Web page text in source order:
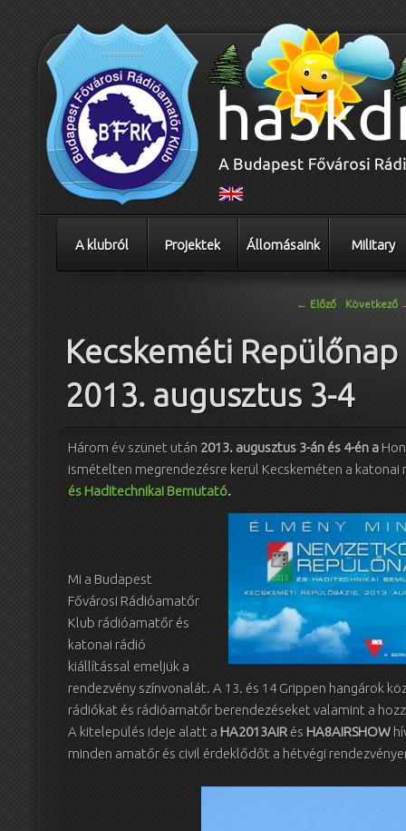
A klubról Projektek Állomásaink Military
← Előző Következő
Kecskeméti Repülőnap
2013. augusztus 3-4
Három év szünet után 2013. augusztus 3-án és 4-én a
ismételten megrendezésre kerül Kecskeméten a
és Haditechnikai Bemutató.
Mi a Budapest
Fővárosi Rádióamatőr
Klub rádióamatőr és
katonai rádió
kiállítással emeljük a
rendezvény színvonalát. A 13. és 14 Grippen hangárok
rádiókat és rádióamatőr berendezéseket valamint a
A kitelepülés ideje alatt a HA2013AIR és HA8AIRSHOW
minden amatőr és civil érdeklődőt a hétvégi